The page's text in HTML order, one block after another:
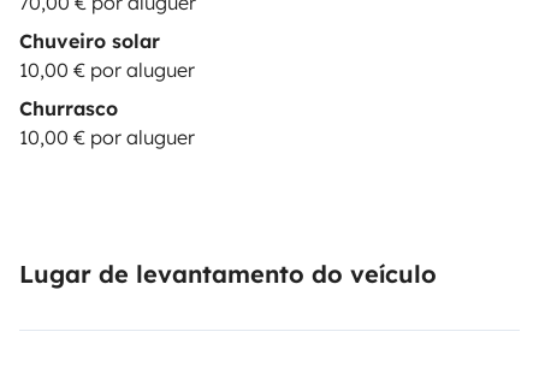
Chuveiro solar
10,00 € por aluguer
Churrasco
10,00 € por aluguer
Lugar de levantamento do veículo